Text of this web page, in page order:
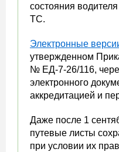
состояния
ТС.
Электронные
утвержденном
№ ЕД-7-26/116,
электронного
аккредитацией и
Даже после 1
путевые листы
при условии их